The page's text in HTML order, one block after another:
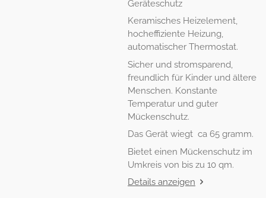
Geräteschutz
Keramisches Heizelement,
hocheffiziente Heizung,
automatischer Thermostat.
Sicher und stromsparend,
freundlich für Kinder und ältere
Menschen. Konstante
Temperatur und guter
Mückenschutz.
Das Gerät wiegt ca 65 gramm.
Bietet einen Mückenschutz im
Umkreis von bis zu 10 qm.
Details anzeigen